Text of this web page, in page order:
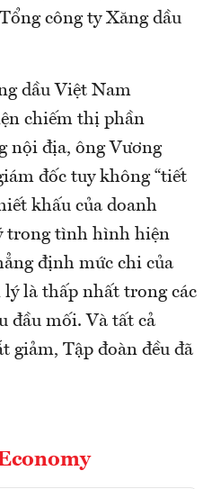
công ty Xăng dầu
dầu Việt Nam
chiếm thị phần
nội địa, ông Vương
đốc tuy không “tiết
khấu của doanh
trong tình hình hiện
định mức chi của
lý là thấp nhất trong các
đầu mối. Và tất cả
giảm, Tập đoàn đều đã